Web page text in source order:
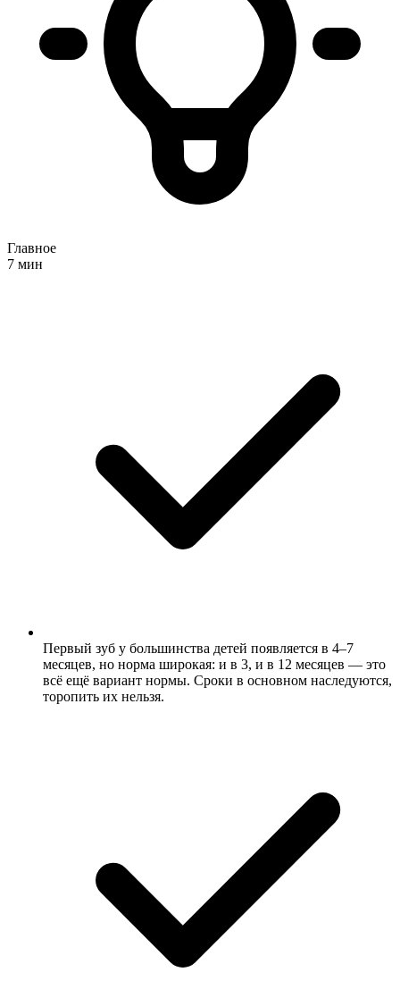
Главное
7 мин
Первый зуб у большинства детей появляется в 4–7
месяцев, но норма широкая: и в 3, и в 12 месяцев — это
всё ещё вариант нормы. Сроки в основном наследуются,
торопить их нельзя.